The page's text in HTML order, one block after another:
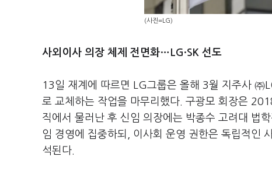
(사진=LG)
사외이사 의장 체제 전면화…LG·SK 선도
13일 재계에 따르면 LG그룹은 올해 3월 지주사 ㈜
로 교체하는 작업을 마무리했다. 구광모 회장은
직에서 물러난 후 신임 의장에는 박종수 고려대 법
임 경영에 집중하되, 이사회 운영 권한은 독립적인
석된다.